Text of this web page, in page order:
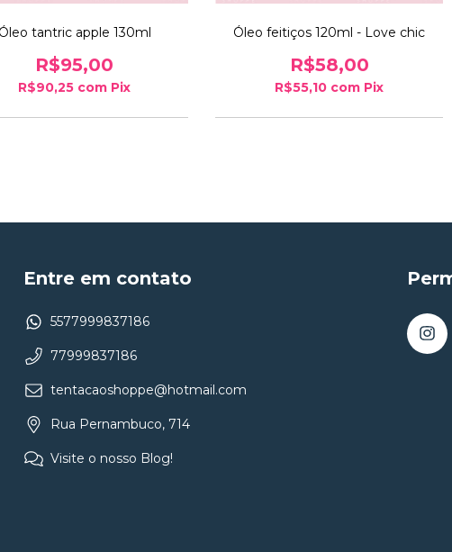
Óleo tantric apple 130ml
R$95,00
R$90,25 com Pix
Óleo feitiços 120ml - Love chic
R$58,00
R$55,10 com Pix
Entre em contato
5577999837186
77999837186
tentacaoshoppe@hotmail.com
Rua Pernambuco, 714
Visite o nosso Blog!